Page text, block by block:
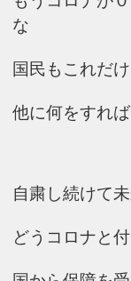
な
国民もこれだ
他に何をすれ
自粛し続けて
どうコロナと